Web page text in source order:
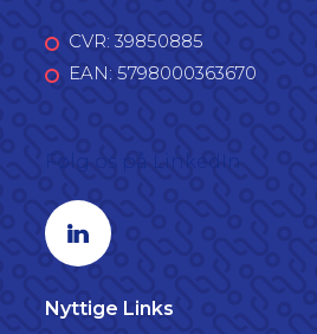
CVR: 39850885
EAN: 5798000363670
Linkedin profil
Nyttige Links